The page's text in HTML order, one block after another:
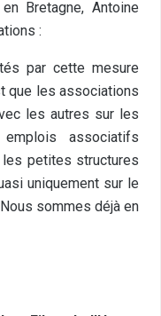
Bretagne, Antoine
:
par cette mesure
que les associations
les autres sur les
associatifs
les petites structures
uniquement sur le
sommes déjà en